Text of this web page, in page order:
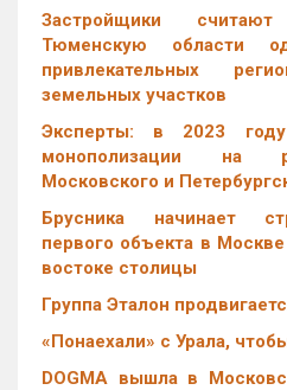
Застройщики
Тюменскую области
привлекательных
земельных участков
Эксперты: в 2023 году
монополизации на
Московского и
Брусника начинает
первого объекта в
востоке столицы
Группа Эталон
«Понаехали» с Урала,
DOGMA вышла в